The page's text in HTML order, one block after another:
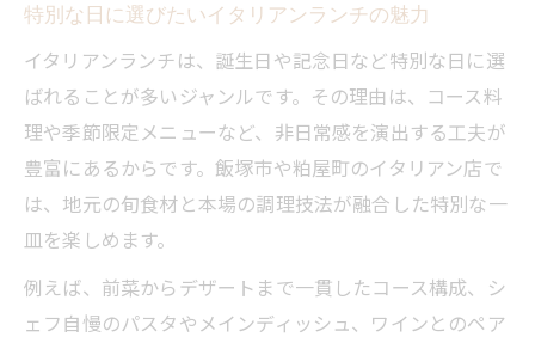
特別な日に選びたいイタリアンランチの魅力
イタリアンランチは、誕生日や記念日など特別な日に選
ばれることが多いジャンルです。その理由は、コース料
理や季節限定メニューなど、非日常感を演出する工夫が
豊富にあるからです。飯塚市や粕屋町のイタリアン店で
は、地元の旬食材と本場の調理技法が融合した特別な一
皿を楽しめます。
例えば、前菜からデザートまで一貫したコース構成、シ
ェフ自慢のパスタやメインディッシュ、ワインとのペア